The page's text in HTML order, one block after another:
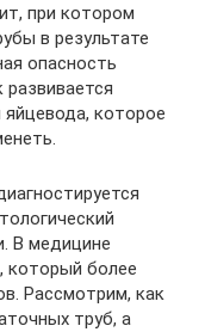
при котором
в результате
опасность
которое
В медицине
который более
Рассмотрим, как
труб, а